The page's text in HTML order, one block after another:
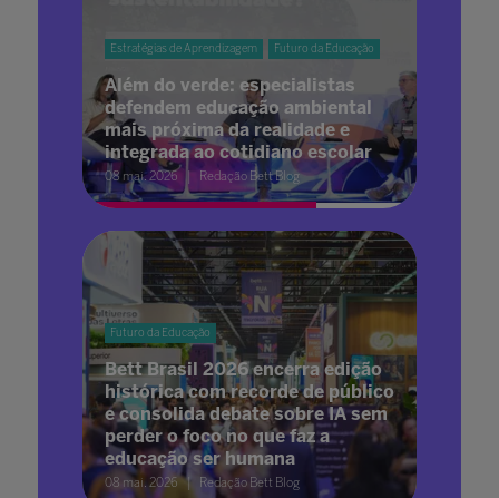
Estratégias de Aprendizagem Futuro da Educação
Além do verde: especialistas
defendem educação ambiental
mais próxima da realidade e
integrada ao cotidiano escolar
08 mai. 2026 Redação Bett Blog
Futuro da Educação
Bett Brasil 2026 encerra edição
histórica com recorde de público
e consolida debate sobre IA sem
perder o foco no que faz a
educação ser humana
08 mai. 2026 Redação Bett Blog